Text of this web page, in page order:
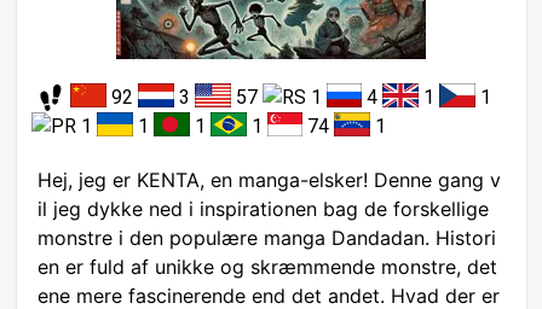
92 3 57 1 4 1
1
1
1 1 1 74 1
Hej, jeg er KENTA, en manga-elsker! Denne gang v
il jeg dykke ned i inspirationen bag de forskellige
monstre i den populære manga Dandadan. Histori
en er fuld af unikke og skræmmende monstre, det
ene mere fascinerende end det andet. Hvad der er